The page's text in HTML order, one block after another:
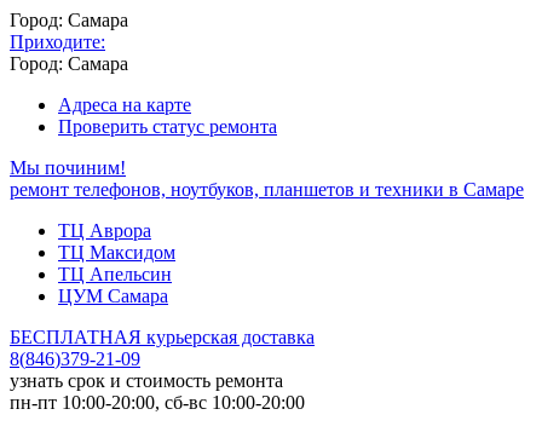
Город: Самара
Приходите:
Город: Самара
Адреса на карте
Проверить статус ремонта
Мы починим!
ремонт телефонов, ноутбуков, планшетов и техники в Самаре
ТЦ Аврора
ТЦ Максидом
ТЦ Апельсин
ЦУМ Самара
БЕСПЛАТНАЯ курьерская доставка
8(846)379-21-09
узнать срок и стоимость ремонта
пн-пт 10:00-20:00, сб-вс 10:00-20:00